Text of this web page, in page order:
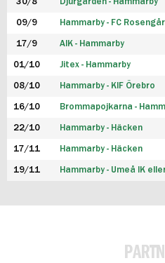
09/9 Hammarby - FC
17/9 AIK - Hammarby
01/10 Jitex - Hammarby
08/10 Hammarby - KIF Örebro
16/10 Brommapojkarna -
22/10 Hammarby - Häcken
17/11 Hammarby - Häcken
19/11 Hammarby - Umeå IK